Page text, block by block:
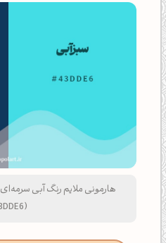
هارمونی ملایم رنگ آبی
(43DDE6)